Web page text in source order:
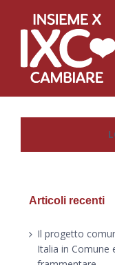
Articoli recenti
Il progetto
Italia in Comune